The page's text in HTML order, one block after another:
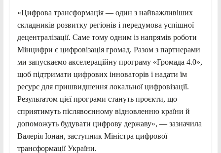
«Цифрова трансформація — один з найважливіших
складників розвитку регіонів і передумова успішної
децентралізації. Саме тому одним із напрямів роботи
Мінцифри є цифровізація громад. Разом з партнерами
ми запускаємо акселераційну програму «Громада 4.0»,
щоб підтримати цифрових інноваторів і надати їм
ресурс для пришвидшення локальної цифровізації.
Результатом цієї програми стануть проєкти, що
сприятимуть післявоєнному відновленню країни й
допоможуть будувати цифрову державу», — зазначила
Валерія Іонан, заступник Міністра цифрової
трансформації України.